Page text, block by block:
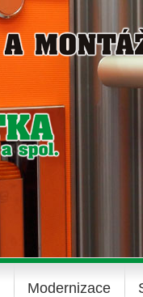
Modernizace